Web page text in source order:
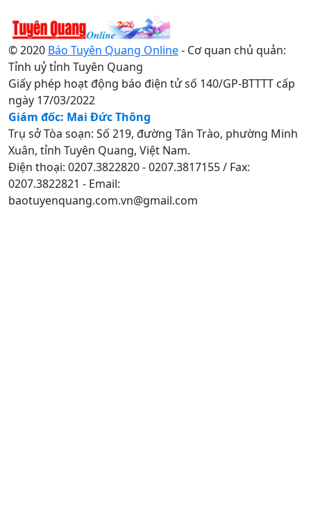
© 2020 Báo Tuyên Quang Online- Cơ quan chủ quản:
Tỉnh uỷ tỉnh Tuyên Quang
Giấy phép hoạt động báo điện tử số 140/GP-BTTTT cấp
ngày 17/03/2022
Giám đốc: Mai Đức Thông
Trụ sở Tòa soạn: Số 219, đường Tân Trào, phường Minh
Xuân, tỉnh Tuyên Quang, Việt Nam.
Điện thoại: 0207.3822820 - 0207.3817155 / Fax:
0207.3822821 - Email:
baotuyenquang.com.vn@gmail.com